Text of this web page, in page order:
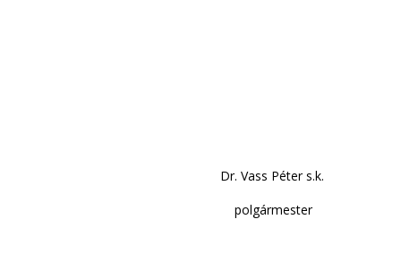
Dr. Vass Péter s.k.
polgármester